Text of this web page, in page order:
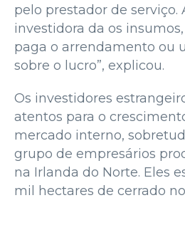
pelo prestador de serviço.
investidora da os
paga o arrendamento ou
sobre o lucro”, explicou.
Os investidores
atentos para o
mercado interno,
grupo de empresários
na Irlanda do Norte. Eles
mil hectares de cerrado